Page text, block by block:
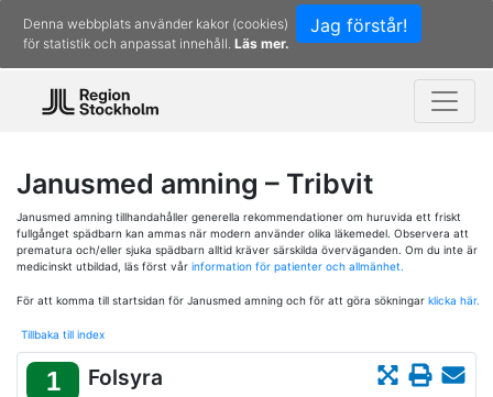
Jag förstår!
Denna webbplats använder kakor (cookies)
för statistik och anpassat innehåll. Läs mer.
Janusmed amning – Tribvit
Janusmed amning tillhandahåller generella rekommendationer om huruvida ett friskt
fullgånget spädbarn kan ammas när modern använder olika läkemedel. Observera att
prematura och/eller sjuka spädbarn alltid kräver särskilda överväganden. Om du inte är
medicinskt utbildad, läs först vår information för patienter och allmänhet.
För att komma till startsidan för Janusmed amning och för att göra sökningar klicka här.
Tillbaka till index
1 Folsyra